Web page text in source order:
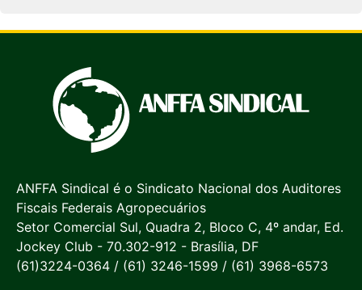
ANFFA Sindical é o Sindicato Nacional dos Auditores
Fiscais Federais Agropecuários
Setor Comercial Sul, Quadra 2, Bloco C, 4º andar, Ed.
Jockey Club - 70.302-912 - Brasília, DF
(61)3224-0364 / (61) 3246-1599 / (61) 3968-6573